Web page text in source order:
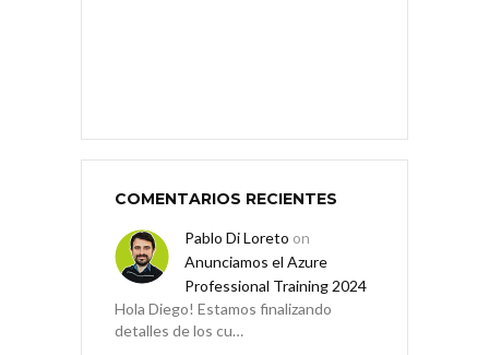
COMENTARIOS RECIENTES
Pablo Di Loreto on
Anunciamos el Azure
Professional Training 2024
Hola Diego! Estamos finalizando
detalles de los cu…